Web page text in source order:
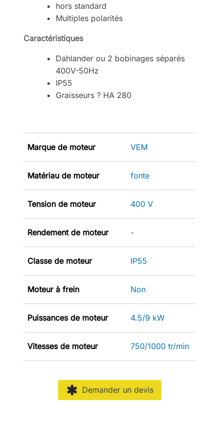
hors standard
Multiples polarités
Caractéristiques
Dahlander ou 2 bobinages séparés
400V-50Hz
IP55
Graisseurs ? HA 280
Marque de moteur VEM
Matériau de moteur fonte
Tension de moteur 400 V
Rendement de moteur -
Classe de moteur IP55
Moteur à frein Non
Puissances de moteur 4.5/9 kW
Vitesses de moteur 750/1000 tr/min
Demander un devis